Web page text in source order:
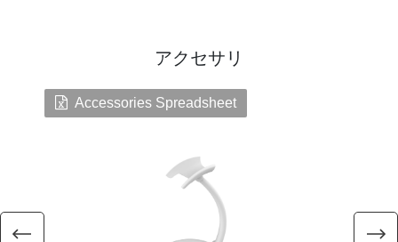
アクセサリ
Accessories Spreadsheet